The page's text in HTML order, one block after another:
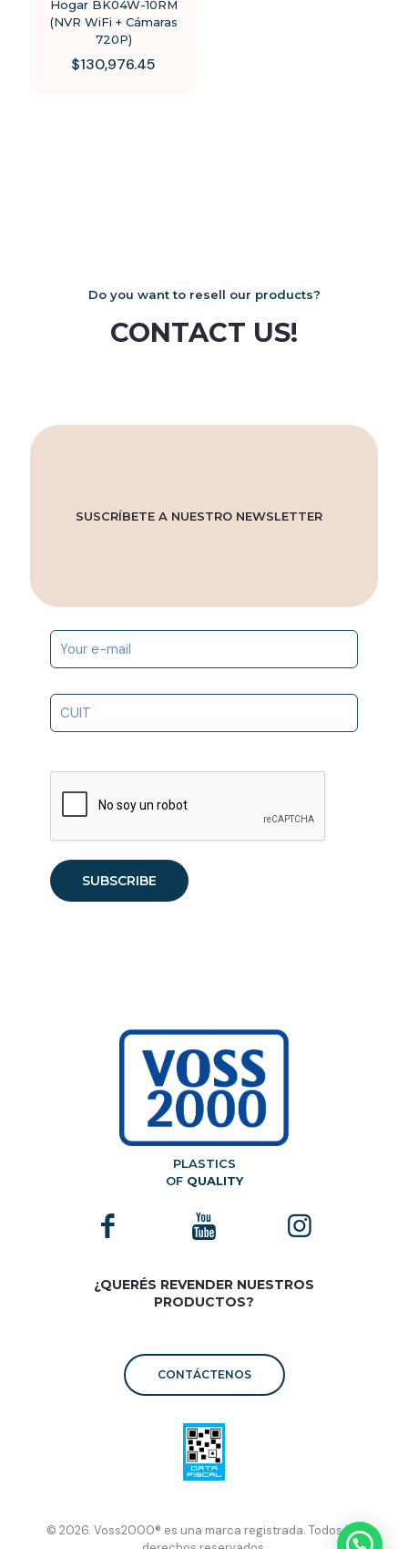
Hogar BK04W-10RM
(NVR WiFi + Cámaras
720P)
$130,976.45
Do you want to resell our products?
CONTACT US!
SUSCRÍBETE A NUESTRO NEWSLETTER
PLASTICS
OF QUALITY
¿QUERÉS REVENDER NUESTROS
PRODUCTOS?
CONTÁCTENOS
© 2026. Voss2000® es una marca registrada. Todos los